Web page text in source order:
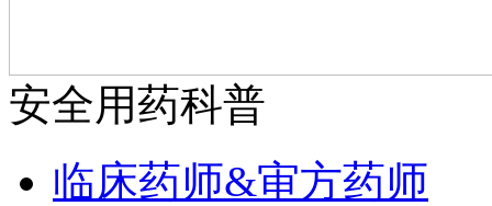
安全用药科普
临床药师&审方药师